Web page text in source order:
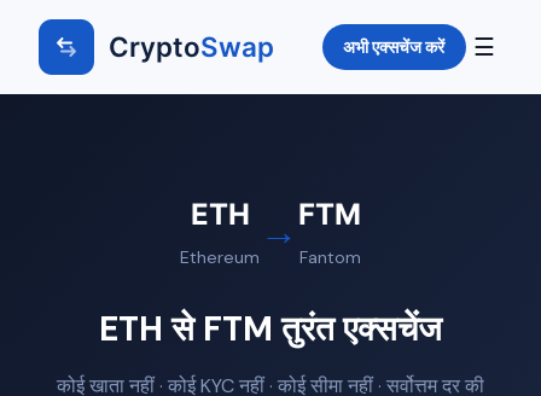
CryptoSwap अभी एक्सचेंज करें ☰
ETH
Ethereum
→ FTM
Fantom
ETH से FTM तुरंत एक्सचेंज
कोई खाता नहीं · कोई KYC नहीं · कोई सीमा नहीं · सर्वोत्तम दर की